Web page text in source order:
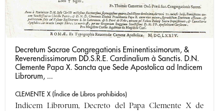
Decretum Sacrae Congregationis Eminentissimorum, &
Reverendissimorum DD.S.R.E. Cardinalium à Sanctis. D.N.
Clemente Papa X. Sancta que Sede Apostolica ad Indicem
Librorum, ...
CLEMENTE X (Índice de Libros prohibidos)
Indicem Librorum, Decreto del Papa Clemente X de